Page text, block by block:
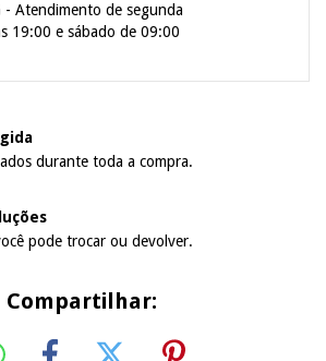
Atendimento de segunda
19:00 e sábado de 09:00
durante toda a compra.
pode trocar ou devolver.
Compartilhar: